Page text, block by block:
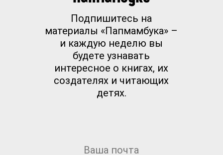
Подпишитесь на
материалы «Папмамбука» –
и каждую неделю вы
будете узнавать
интересное о книгах, их
создателях и читающих
детях.